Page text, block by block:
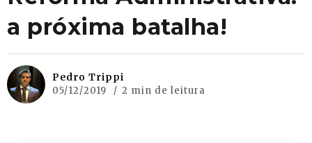
a próxima batalha!
Pedro Trippi
05/12/2019 2 min de leitura